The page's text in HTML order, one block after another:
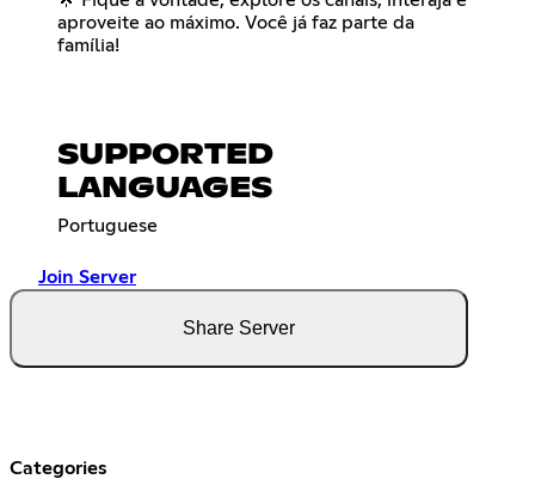
aproveite ao máximo. Você já faz parte da
família!
SUPPORTED
LANGUAGES
Portuguese
Join Server
Share Server
Categories